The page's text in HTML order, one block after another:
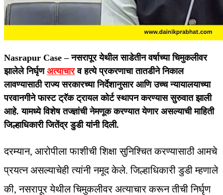
Nasrapur Case –नसरापूर येथील साडेतीन वर्षाच्या चिमुकलीवर
झालेले निर्घृण अत्याचारव हत्ये प्रकरणाचा तातडीने निकाल
लावण्यासाठी राज्य सरकारच्या निर्देशानुसार आणि उच्च न्यायालयाच्या
परवानगीने फास्ट ट्रॅक ट्रायल कोर्ट स्थापन करण्यास सुरुवात झाली
आहे. यामध्ये विशेष तज्ज्ञांची नेमणूक करण्यात येणार असल्याची माहिती
जिल्हाधिकारी जितेंद्र डुडी यांनी दिली.
दरम्यान, आरोपीला फाशीची शिक्षा सुनिश्चित करण्यासाठी आमचे
प्रयत्न असल्याचेही त्यांनी नमूद केले. जिल्हाधिकारी डुडी म्हणाले
की, नसरापूर येथील चिमुकलीवर अत्याचार करून तीची निर्घृण